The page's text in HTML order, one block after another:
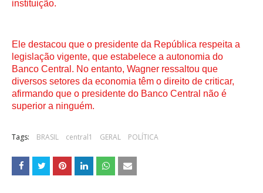
instituição.
Ele destacou que o presidente da República respeita a
legislação vigente, que estabelece a autonomia do
Banco Central. No entanto, Wagner ressaltou que
diversos setores da economia têm o direito de criticar,
afirmando que o presidente do Banco Central não é
superior a ninguém.
Tags: BRASIL central1 GERAL POLÍTICA